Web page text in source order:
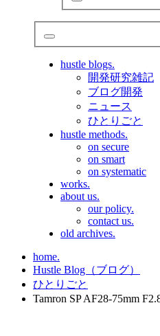
hustle blogs.
開発研究雑記
ブログ開発
ニュース
ひとりごと
hustle methods.
on secure
on smart
on systematic
works.
about us.
our policy.
contact us.
old archives.
home.
Hustle Blog（ブログ）
ひとりごと
Tamron SP AF28-75mm